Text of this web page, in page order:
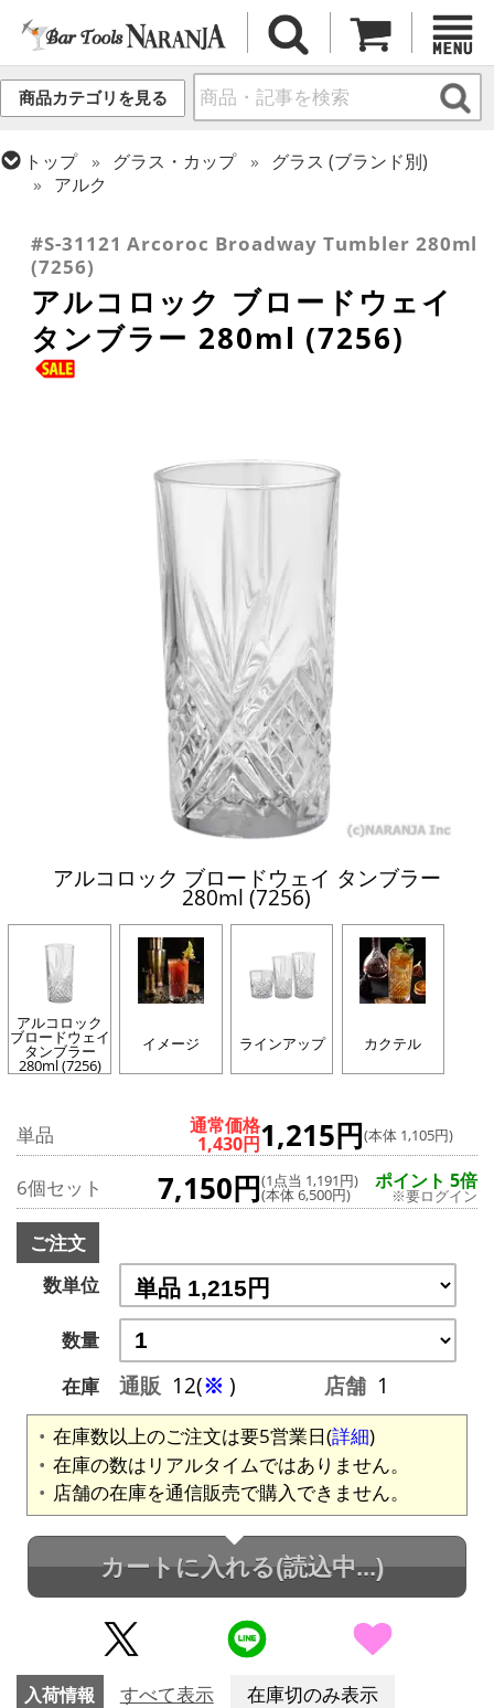
商品カテゴリを見る
トップ グラス・カップ
グラス (ブランド別)
アルク
タンブラー
#S-31121 Arcoroc Broadway Tumbler 280ml
(7256)
アルコロック ブロードウェイ
タンブラー 280ml (7256)
アルコロック ブロードウェイ タンブラー
280ml (7256)
アルコロック
ブロードウェイ
タンブラー
280ml (7256)
イメージ ラインアップ カクテル
単品 通常価格
1,430円1,215円(本体 1,105円)
6個セット 7,150円(1点当 1,191円)
(本体 6,500円)
ポイント 5倍
※要ログイン
ご注文
数単位
数量
在庫
通販 12(※ ) 店舗 1
在庫数以上のご注文は要5営業日(詳細)
在庫の数はリアルタイムではありません。
店舗の在庫を通信販売で購入できません。
カートに入れる(読込中...)
入荷情報 すべて表示 在庫切のみ表示